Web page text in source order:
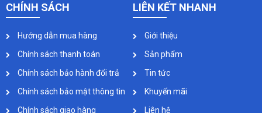
CHÍNH SÁCH
Hướng dẫn mua hàng
Chính sách thanh toán
Chính sách bảo hành đổi trả
Chính sách bảo mật thông tin
Chính sách giao hàng
LIÊN KẾT NHANH
Giới thiệu
Sản phẩm
Tin tức
Khuyến mãi
Liên hệ